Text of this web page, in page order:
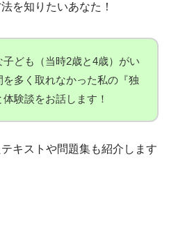
を知りたいあなた！
子ども（当時2歳と4歳）がい
を多く取れなかった私の『独
験談をお話します！
キストや問題集も紹介します